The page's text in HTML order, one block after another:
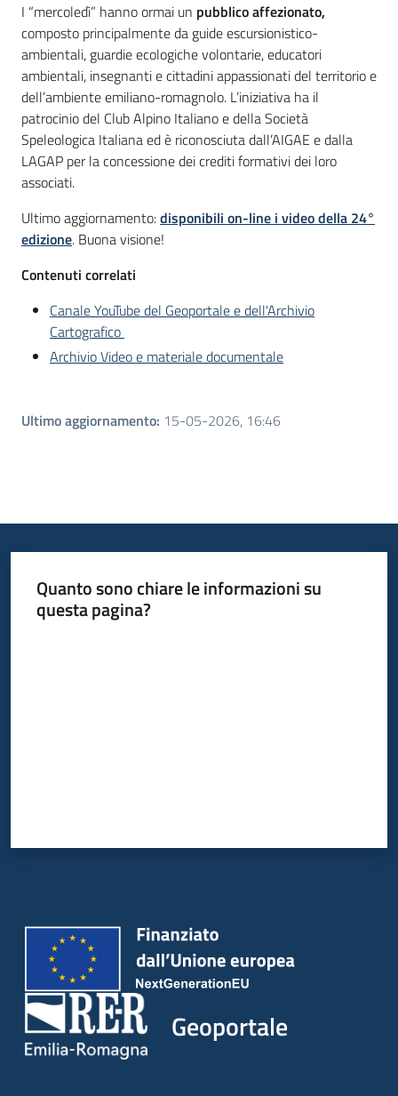
I “mercoledì” hanno ormai un pubblico affezionato,
composto principalmente da guide escursionistico-
ambientali, guardie ecologiche volontarie, educatori
ambientali, insegnanti e cittadini appassionati del territorio e
dell’ambiente emiliano-romagnolo. L’iniziativa ha il
patrocinio del Club Alpino Italiano e della Società
Speleologica Italiana ed è riconosciuta dall’AIGAE e dalla
LAGAP per la concessione dei crediti formativi dei loro
associati.
Ultimo aggiornamento:disponibili on-line i video della 24°
edizione. Buona visione!
Contenuti correlati
Canale YouTube del Geoportale e dell'Archivio
Cartografico
Archivio Video e materiale documentale
Ultimo aggiornamento: 15-05-2026, 16:46
Quanto sono chiare le informazioni su
questa pagina?
Geoportale